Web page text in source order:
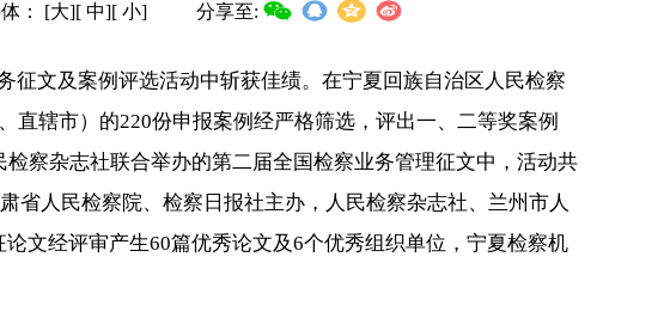
： [大][ 中][ 小] 分享至:
文及案例评选活动中斩获佳绩。在宁夏回族自治区人民检察
辖市）的220份申报案例经严格筛选，评出一、二等奖案例
察杂志社联合举办的第二届全国检察业务管理征文中，活动共
省人民检察院、检察日报社主办，人民检察杂志社、兰州市人
文经评审产生60篇优秀论文及6个优秀组织单位，宁夏检察机